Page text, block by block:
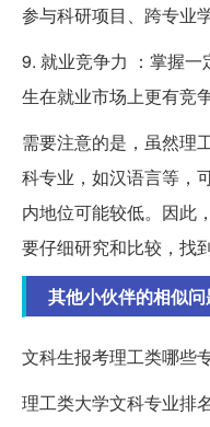
参与科研项目、跨专业
9. 就业竞争力 ：掌握
生在就业市场上更有竞争
需要注意的是，虽然理
科专业，如汉语言等，
内地位可能较低。因此
要仔细研究和比较，找
其他小伙伴的相似问
文科生报考理工类哪些
理工类大学文科专业排